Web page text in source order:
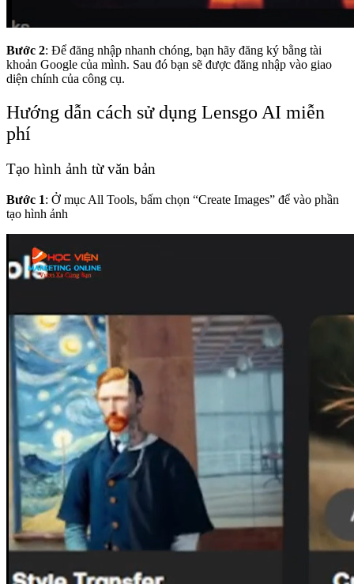
Bước 2: Để đăng nhập nhanh chóng, bạn hãy đăng ký bằng tài
khoản Google của mình. Sau đó bạn sẽ được đăng nhập vào giao
diện chính của công cụ.
Hướng dẫn cách sử dụng Lensgo AI miễn
phí
Tạo hình ảnh từ văn bản
Bước 1: Ở mục All Tools, bấm chọn “Create Images” để vào phần
tạo hình ảnh